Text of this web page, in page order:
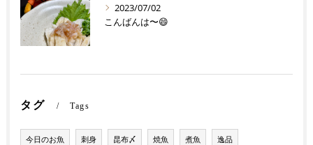
2023/07/02
こんばんは〜😄
タグ Tags
今日のお魚 刺身 昆布〆 焼魚 煮魚 逸品